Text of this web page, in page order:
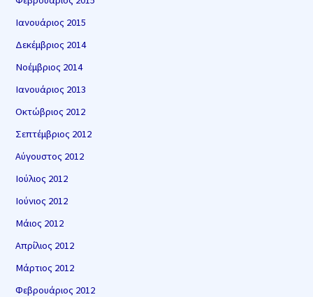
Ιανουάριος 2015
Δεκέμβριος 2014
Νοέμβριος 2014
Ιανουάριος 2013
Οκτώβριος 2012
Σεπτέμβριος 2012
Αύγουστος 2012
Ιούλιος 2012
Ιούνιος 2012
Μάιος 2012
Απρίλιος 2012
Μάρτιος 2012
Φεβρουάριος 2012